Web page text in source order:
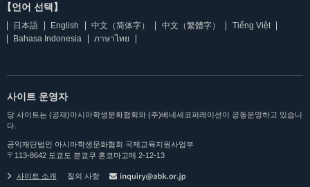
【언어 선택】
日本語 English 中文（简体字） 中文（繁體字）
Tiếng Việt
Bahasa Indonesia
ภาษาไทย
사이트 운영자
당 사이트는 (공재)아시아학생문화협회와 (주)베네세코퍼레이션이 공동운영하고 있습니
다.
공익재단법인 아시아학생문화협회 국제교육지원사업부
〒113-8642 도쿄도 분쿄쿠 혼코마고메 2-12-13
사이트 소개 질의 사항